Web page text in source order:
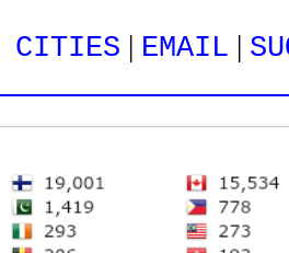
CITIES | EMAIL |